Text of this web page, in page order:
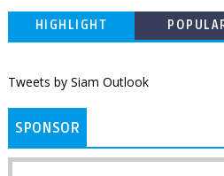
HIGHLIGHT
Tweets by Siam Outlook
SPONSOR